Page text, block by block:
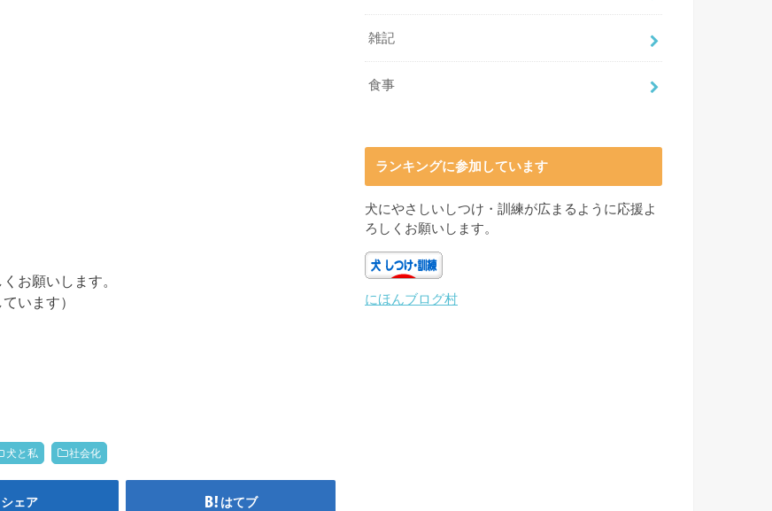
お願いします。
います）
犬と私 社会化
シェア はてブ
雑記
食事
ランキングに参加しています
犬にやさしいしつけ・訓練が広まるように応援よ
ろしくお願いします。
にほんブログ村